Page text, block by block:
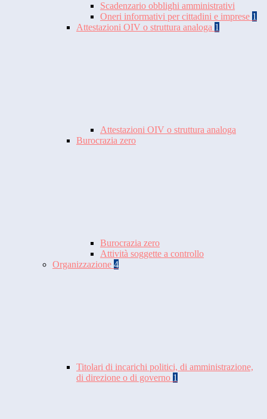
Scadenzario obblighi amministrativi
Oneri informativi per cittadini e imprese 1
Attestazioni OIV o struttura analoga 1
Attestazioni OIV o struttura analoga
Burocrazia zero
Burocrazia zero
Attività soggette a controllo
Organizzazione 4
Titolari di incarichi politici, di amministrazione,
di direzione o di governo 1